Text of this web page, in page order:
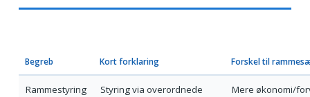
Begreb Kort forklaring Forskel til
Rammestyring
Styring via overordnede
Mere økonomi/